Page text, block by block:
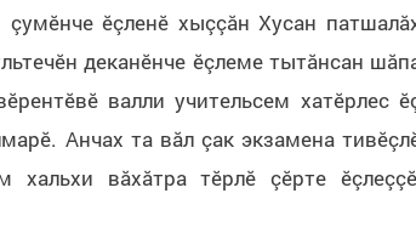
ӗçленӗ хыççăн Хусан
деканӗнче ӗçлеме тытăнсан
валли учительсем хатӗрлес
Анчах та вăл çак экзамена
хальхи вăхăтра тӗрлӗ çӗрте